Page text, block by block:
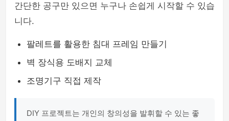
간단한 공구만 있으면 누구나 손쉽게 시작할 수 있습
니다.
팔레트를 활용한 침대 프레임 만들기
벽 장식용 도배지 교체
조명기구 직접 제작
DIY 프로젝트는 개인의 창의성을 발휘할 수 있는 좋